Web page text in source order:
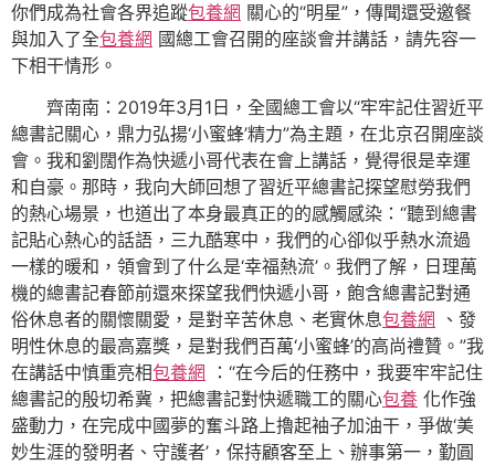
你們成為社會各界追蹤包養網 關心的“明星”，傳聞還受邀餐
與加入了全包養網 國總工會召開的座談會并講話，請先容一
下相干情形。
齊南南：2019年3月1日，全國總工會以“牢牢記住習近平
總書記關心，鼎力弘揚‘小蜜蜂’精力”為主題，在北京召開座談
會。我和劉闊作為快遞小哥代表在會上講話，覺得很是幸運
和自豪。那時，我向大師回想了習近平總書記探望慰勞我們
的熱心場景，也道出了本身最真正的的感觸感染：“聽到總書
記貼心熱心的話語，三九酷寒中，我們的心卻似乎熱水流過
一樣的暖和，領會到了什么是‘幸福熱流’。我們了解，日理萬
機的總書記春節前還來探望我們快遞小哥，飽含總書記對通
俗休息者的關懷關愛，是對辛苦休息、老實休息包養網 、發
明性休息的最高嘉獎，是對我們百萬‘小蜜蜂’的高尚禮贊。”我
在講話中慎重亮相包養網 ：“在今后的任務中，我要牢牢記住
總書記的殷切希冀，把總書記對快遞職工的關心包養 化作強
盛動力，在完成中國夢的奮斗路上擼起袖子加油干，爭做‘美
妙生涯的發明者、守護者’，保持顧客至上、辦事第一，勤圓